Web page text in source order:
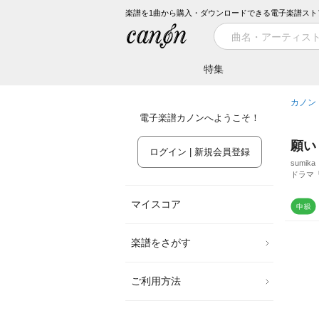
楽譜を1曲から購入・ダウンロードできる電子楽譜スト
特集
電子楽譜カノンへようこそ！
ログイン | 新規会員登録
マイスコア
楽譜をさがす
ご利用方法
カノン
願い
sumika
ドラマ